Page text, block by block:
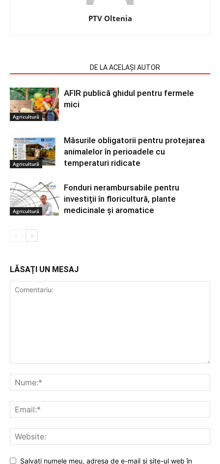
PTV Oltenia
DE LA ACELAȘI AUTOR
Agricultură
AFIR publică ghidul pentru fermele
mici
Agricultură
Măsurile obligatorii pentru protejarea
animalelor în perioadele cu
temperaturi ridicate
Agricultură
Fonduri nerambursabile pentru
investiții în floricultură, plante
medicinale și aromatice
LĂSAȚI UN MESAJ
Salvați numele meu, adresa de e-mail și site-ul web în